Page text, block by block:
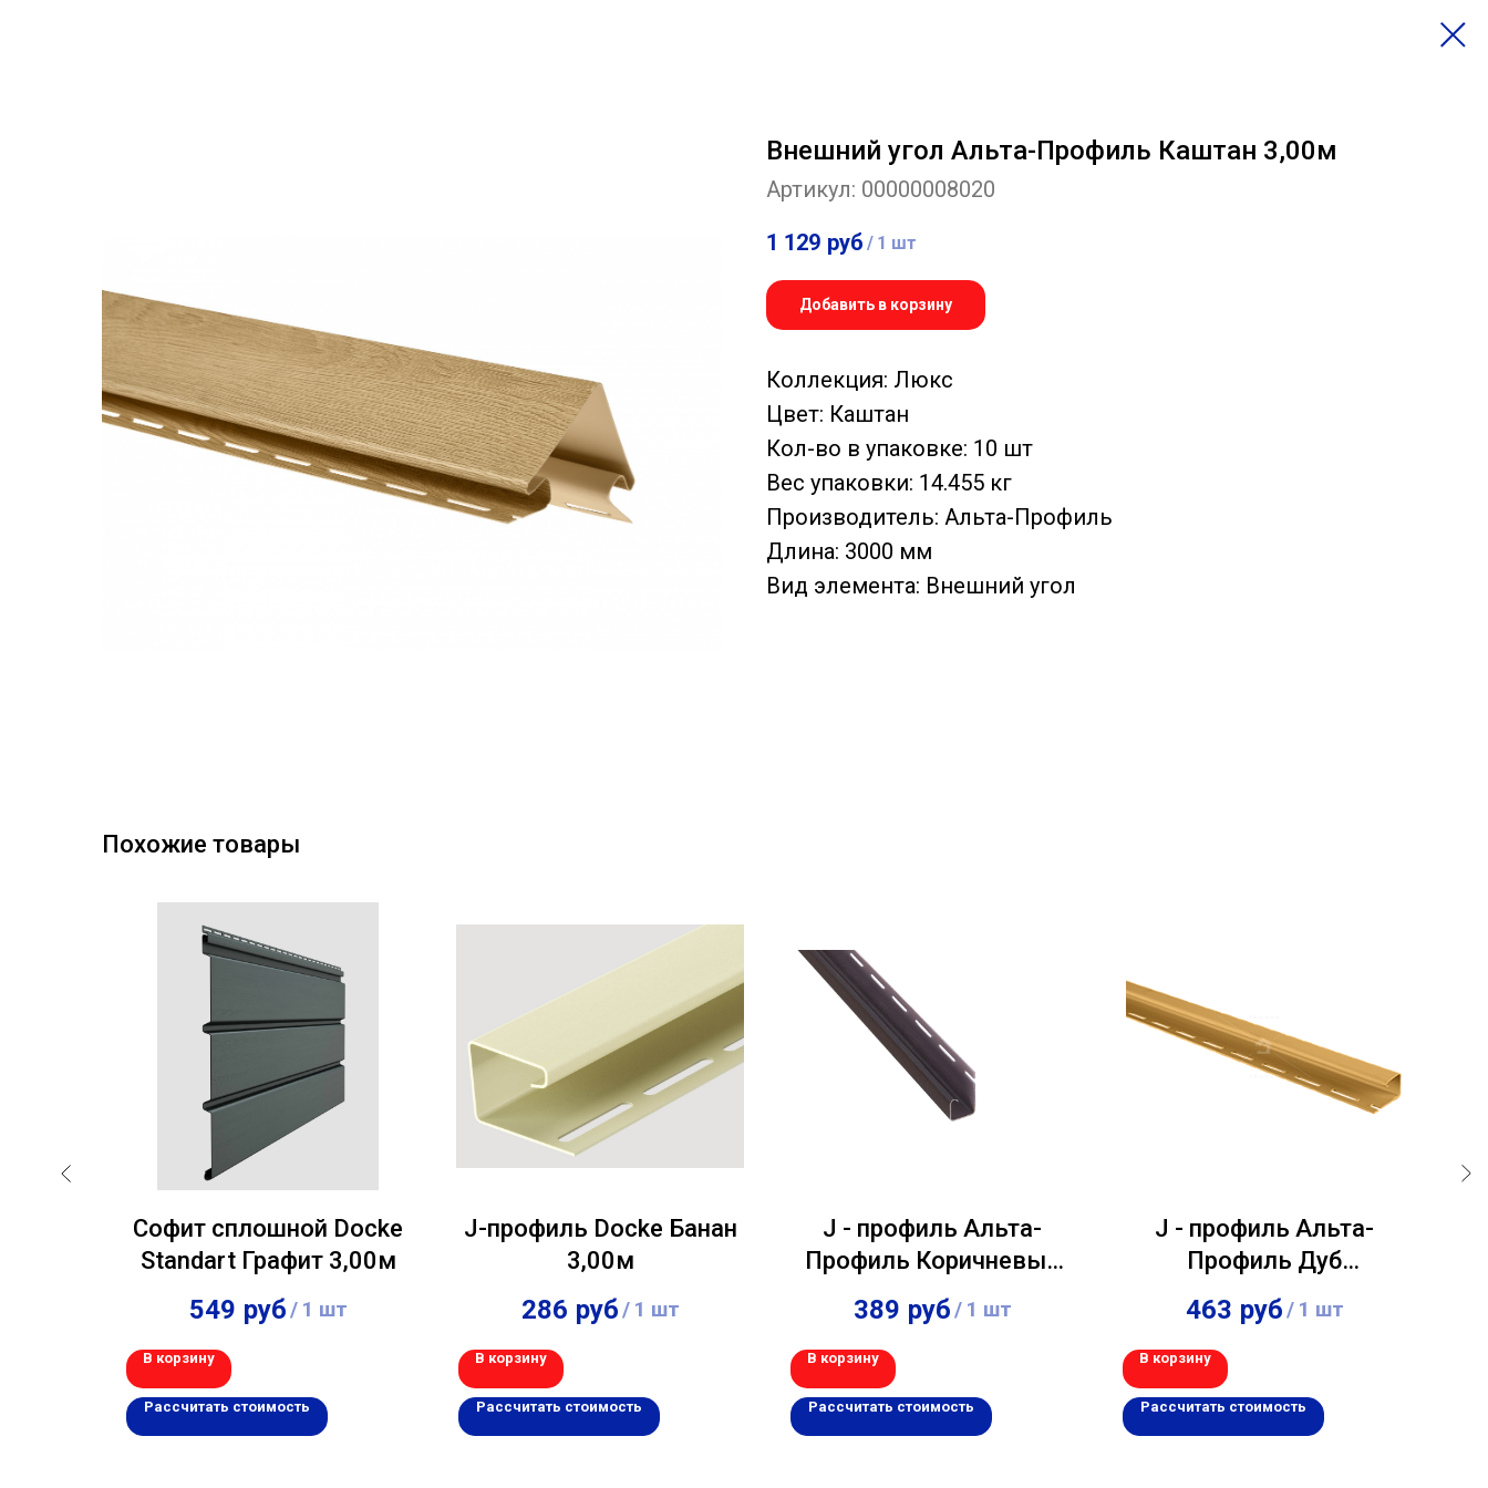
Внешний угол Альта-Профиль Каштан 3,00м
Артикул: 00000008020
1 129 руб / 1 шт
Добавить в корзину
Коллекция: Люкс
Цвет: Каштан
Кол-во в упаковке: 10 шт
Вес упаковки: 14.455 кг
Производитель: Альта-Профиль
Длина: 3000 мм
Вид элемента: Внешний угол
Похожие товары
Софит сплошной Docke
Standart Графит 3,00м
549 руб/ 1 шт
В корзину
Рассчитать стоимость
J-профиль Docke Банан
3,00м
286 руб/ 1 шт
В корзину
Рассчитать стоимость
J - профиль Альта-
Профиль Коричневый
3,00м
389 руб/ 1 шт
В корзину
Рассчитать стоимость
J - профиль Альта-
Профиль Дуб
золотистый 3,00м
463 руб/ 1 шт
В корзину
Рассчитать стоимость